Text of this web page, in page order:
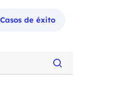
Casos de éxito